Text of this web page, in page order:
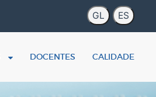
DOCENTES CALIDADE